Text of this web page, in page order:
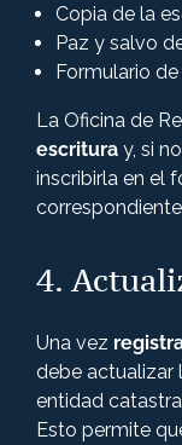
Copia de la
Paz y salvo
Formulario
La Oficina de
escritura y, si
inscribirla en el
4.
Una vez
debe actualizar
entidad
Esto permite